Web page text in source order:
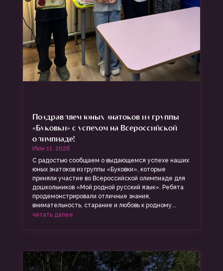
Поздравляем юных знатоков из группы
«Буковки» с успехом на Всероссийской
олимпиаде!
Июн 11, 2026
С радостью сообщаем о выдающемся успехе наших
юных знатоков из группы «Буковки», которые
приняли участие во Всероссийской олимпиаде для
дошкольников «Мой родной русский язык». Ребята
продемонстрировали отличные знания,
внимательность, старание и любовь к родному...
читать далее